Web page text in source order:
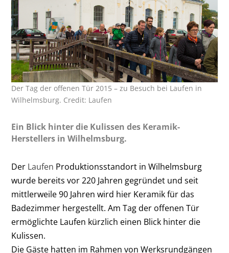
Der Tag der offenen Tür 2015 – zu Besuch bei Laufen in
Wilhelmsburg. Credit: Laufen
Ein Blick hinter die Kulissen des Keramik-
Herstellers in Wilhelmsburg.
Der Laufen Produktionsstandort in Wilhelmsburg
wurde bereits vor 220 Jahren gegründet und seit
mittlerweile 90 Jahren wird hier Keramik für das
Badezimmer hergestellt. Am Tag der offenen Tür
ermöglichte Laufen kürzlich einen Blick hinter die
Kulissen.
Die Gäste hatten im Rahmen von Werksrundgängen